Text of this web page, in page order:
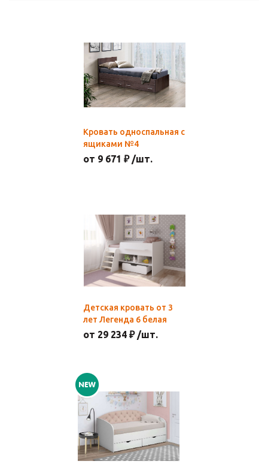
Кровать односпальная с
ящиками №4
от 9 671 ₽ /шт.
Детская кровать от 3
лет Легенда 6 белая
от 29 234 ₽ /шт.